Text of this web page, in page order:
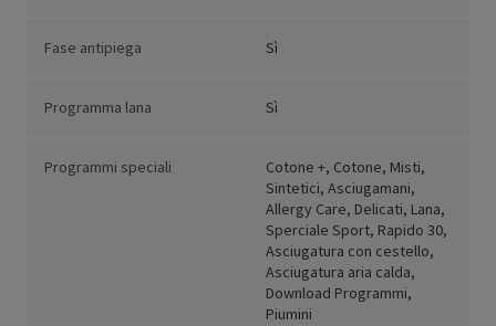
Fase antipiega Sì
Programma lana Sì
Programmi speciali
Cotone +, Cotone, Misti,
Sintetici, Asciugamani,
Allergy Care, Delicati, Lana,
Sperciale Sport, Rapido 30,
Asciugatura con cestello,
Asciugatura aria calda,
Download Programmi,
Piumini